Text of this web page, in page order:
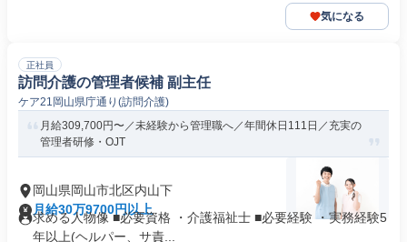
気になる
正社員
訪問介護の管理者候補 副主任
ケア21岡山県庁通り(訪問介護)
月給309,700円〜／未経験から管理職へ／年間休日111日／充実の
管理者研修・OJT
岡山県岡山市北区内山下
月給30万9700円以上
求める人物像 ■必要資格 ・介護福祉士 ■必要経験 ・実務経験5
年以上(ヘルパー、サ責...